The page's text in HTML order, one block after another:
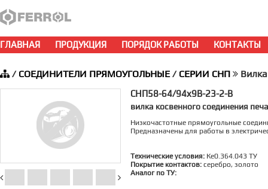
ГЛАВНАЯ ПРОДУКЦИЯ ПОРЯДОК РАБОТЫ КОНТАКТЫ
/ СОЕДИНИТЕЛИ ПРЯМОУГОЛЬНЫЕ/ СЕРИИ СНП
СНП58-64/94х9В-23-2-В
вилка косвенного соединения
Низкочастотные прямоугольные
Предназначены для работы в
Технические условия: Ке0.364.043 ТУ
Покрытие контактов: серебро, золото
Аналог по ТУ: